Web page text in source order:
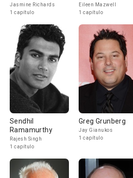
Jasmine Richards
1 capítulo
Eileen Mazwell
1 capítulo
Sendhil
Ramamurthy
Rajesh Singh
1 capítulo
Greg Grunberg
Jay Gianukos
1 capítulo